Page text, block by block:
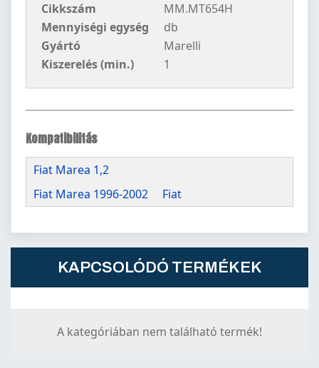
Cikkszám
MM.MT654H
Mennyiségi egység
db
Gyártó
Marelli
Kiszerelés (min.)
1
Kompatibilitás
Fiat Marea 1,2
Fiat Marea 1996-2002
Fiat
KAPCSOLÓDÓ TERMÉKEK
A kategóriában nem található termék!